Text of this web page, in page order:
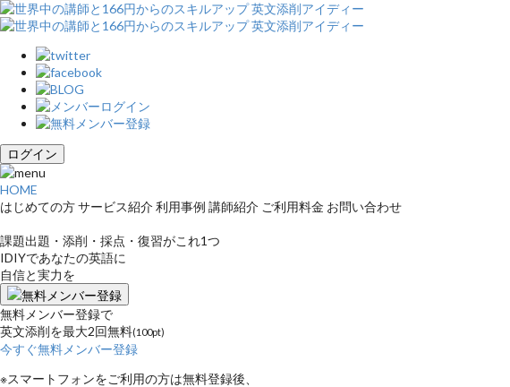
ログイン
HOME
はじめての方サービス紹介 利用事例 講師紹介 ご利用料金 お問い合わせ
課題出題・添削・採点・復習がこれ1つ
IDIYであなたの英語に
自信と実力を
無料メンバー登録
無料メンバー登録で
英文添削を最大2回無料(100pt)
今すぐ無料メンバー登録
※スマートフォンをご利用の方は無料登録後、